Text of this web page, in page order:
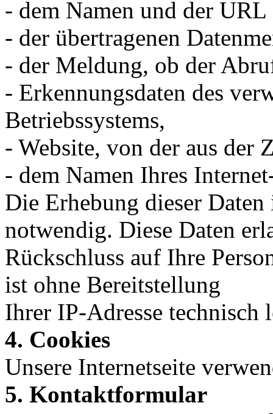
- dem Namen und der
- der übertragenen
- der Meldung, ob der
- Erkennungsdaten des
Betriebssystems,
- Website, von der aus der
- dem Namen Ihres
Die Erhebung dieser
notwendig. Diese Daten
Rückschluss auf Ihre
ist ohne Bereitstellung
Ihrer IP-Adresse
4. Cookies
Unsere Internetseite
5. Kontaktformular